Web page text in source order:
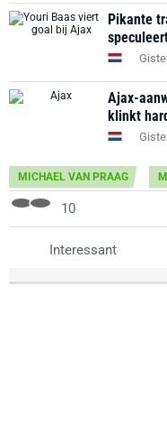
Pikante
Ajax-
klinkt
MICHAEL VAN PRAAG
10
Interessant